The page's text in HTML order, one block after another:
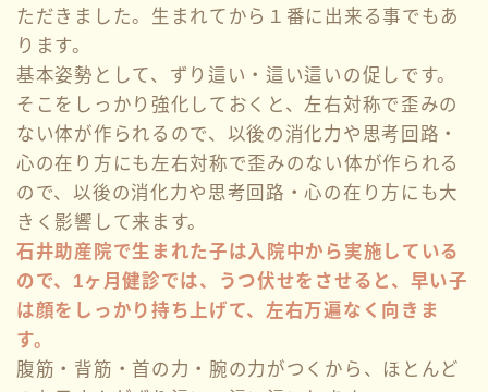
ただきました。生まれてから１番に出来る事でもあ
ります。
基本姿勢として、ずり這い・這い這いの促しです。
そこをしっかり強化しておくと、左右対称で歪みの
ない体が作られるので、以後の消化力や思考回路・
心の在り方にも左右対称で歪みのない体が作られる
ので、以後の消化力や思考回路・心の在り方にも大
きく影響して来ます。
石井助産院で生まれた子は入院中から実施している
ので、1ヶ月健診では、うつ伏せをさせると、早い子
は顔をしっかり持ち上げて、左右万遍なく向きま
す。
腹筋・背筋・首の力・腕の力がつくから、ほとんど